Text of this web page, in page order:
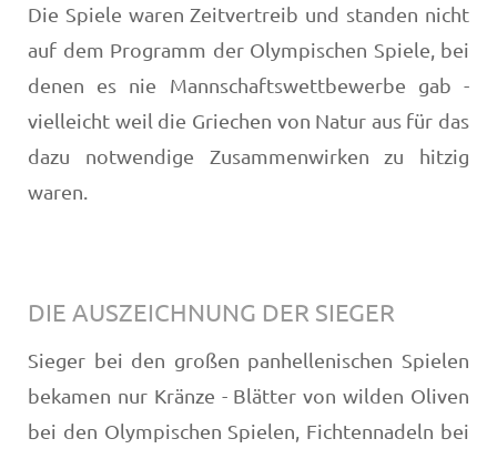
Die Spiele waren Zeitvertreib und standen nicht
auf dem Programm der Olympischen Spiele, bei
denen es nie Mannschaftswettbewerbe gab -
vielleicht weil die Griechen von Natur aus für das
dazu notwendige Zusammenwirken zu hitzig
waren.
DIE AUSZEICHNUNG DER SIEGER
Sieger bei den großen panhellenischen Spielen
bekamen nur Kränze - Blätter von wilden Oliven
bei den Olympischen Spielen, Fichtennadeln bei